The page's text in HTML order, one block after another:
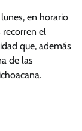
en horario
el
que, además
de las